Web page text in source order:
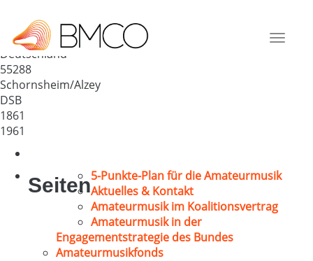
Toggle
Schornsheim
Deutschland
55288
Schornsheim/Alzey
DSB
1861
1961
Seiten5-Punkte-Plan für die Amateurmusik
Aktuelles & Kontakt
Amateurmusik im Koalitionsvertrag
Amateurmusik in der
Engagementstrategie des Bundes
Amateurmusikfonds